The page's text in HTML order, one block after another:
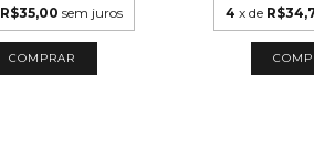
R$35,00 sem juros
COMPRAR
4 x de